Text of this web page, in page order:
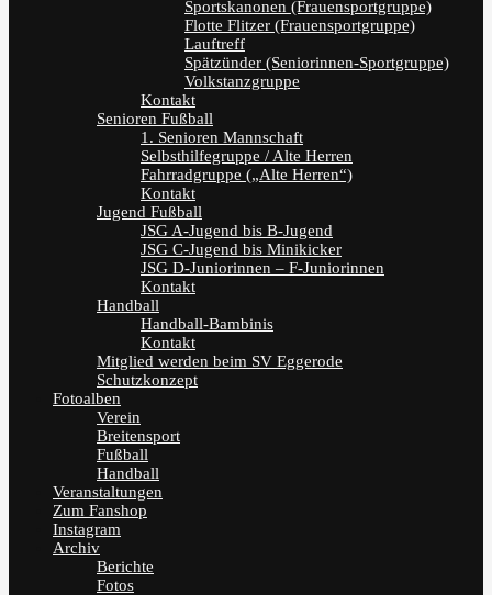
Sportskanonen (Frauensportgruppe)
Flotte Flitzer (Frauensportgruppe)
Lauftreff
Spätzünder (Seniorinnen-Sportgruppe)
Volkstanzgruppe
Kontakt
Senioren Fußball
1. Senioren Mannschaft
Selbsthilfegruppe / Alte Herren
Fahrradgruppe („Alte Herren“)
Kontakt
Jugend Fußball
JSG A-Jugend bis B-Jugend
JSG C-Jugend bis Minikicker
JSG D-Juniorinnen – F-Juniorinnen
Kontakt
Handball
Handball-Bambinis
Kontakt
Mitglied werden beim SV Eggerode
Schutzkonzept
Fotoalben
Verein
Breitensport
Fußball
Handball
Veranstaltungen
Zum Fanshop
Instagram
Archiv
Berichte
Fotos